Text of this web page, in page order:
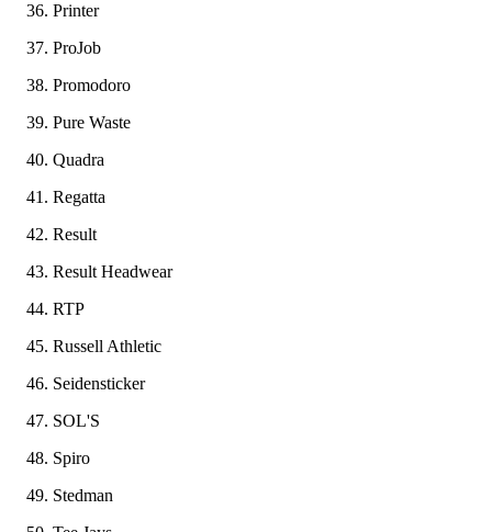
Printer
ProJob
Promodoro
Pure Waste
Quadra
Regatta
Result
Result Headwear
RTP
Russell Athletic
Seidensticker
SOL'S
Spiro
Stedman